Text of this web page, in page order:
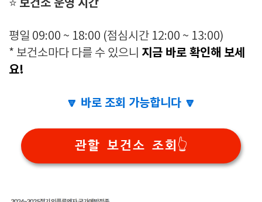
⭐ 보건소 운영 시간
평일 09:00 ~ 18:00 (점심시간 12:00 ~ 13:00)
* 보건소마다 다를 수 있으니 지금 바로 확인해 보세
요!
🔽 바로 조회 가능합니다 🔽
관할 보건소 조회👆